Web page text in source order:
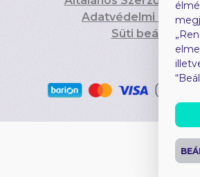
Adatvédelmi
Süti beállítások